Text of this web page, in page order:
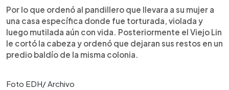
Por lo que ordenó al pandillero que llevara a su mujer a
una casa específica donde fue torturada, violada y
luego mutilada aún con vida. Posteriormente el Viejo Lin
le cortó la cabeza y ordenó que dejaran sus restos en un
predio baldío de la misma colonia.
Foto EDH/ Archivo